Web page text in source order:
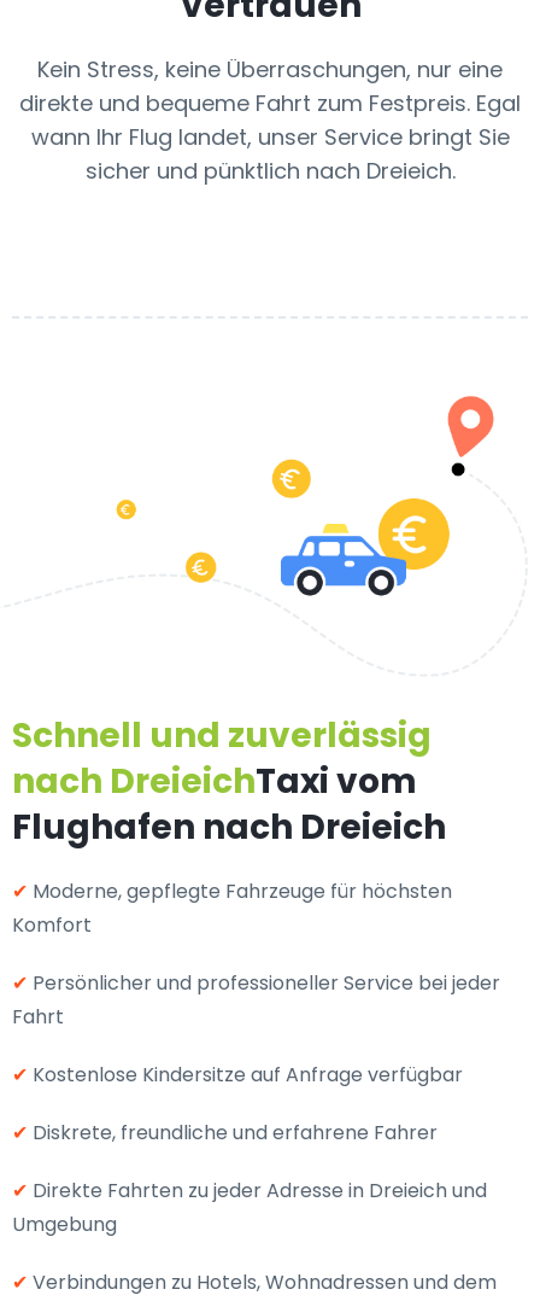
Kein Stress, keine Überraschungen, nur eine
direkte und bequeme Fahrt zum Festpreis. Egal
wann Ihr Flug landet, unser Service bringt Sie
sicher und pünktlich nach Dreieich.
Schnell und zuverlässig
nach DreieichTaxi vom
Flughafen nach Dreieich
✔ Moderne, gepflegte Fahrzeuge für höchsten
Komfort
✔ Persönlicher und professioneller Service bei jeder
Fahrt
✔ Kostenlose Kindersitze auf Anfrage verfügbar
✔ Diskrete, freundliche und erfahrene Fahrer
✔ Direkte Fahrten zu jeder Adresse in Dreieich und
Umgebung
✔ Verbindungen zu Hotels, Wohnadressen und dem